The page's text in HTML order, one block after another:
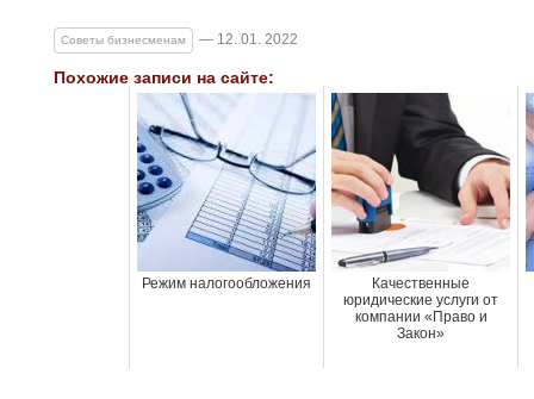
Советы бизнесменам — 12. 01. 2022
Похожие записи на сайте:
Режим налогообложения
Качественные
юридические услуги от
компании «Право и
Закон»